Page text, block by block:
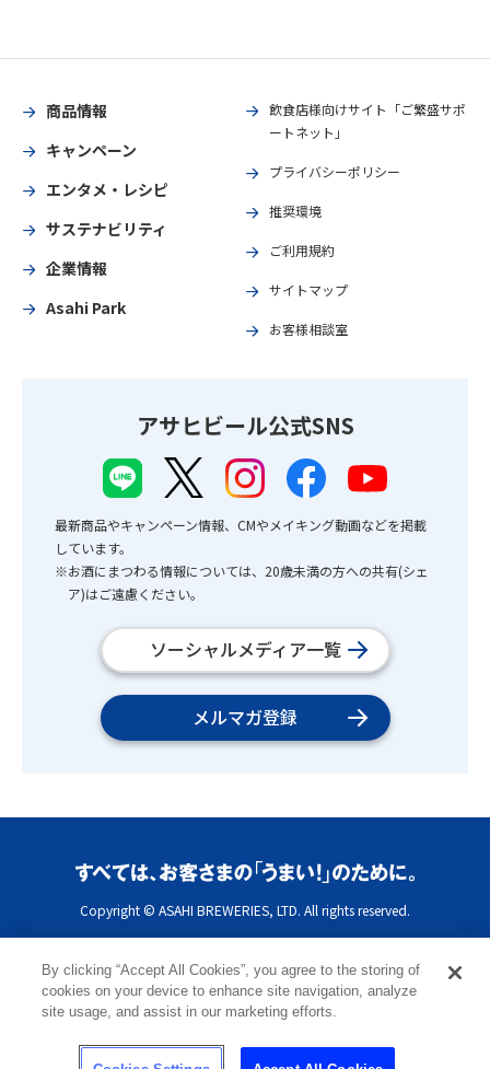
商品情報
キャンペーン
エンタメ・レシピ
サステナビリティ
企業情報
Asahi Park
飲食店様向けサイト「ご繁盛サポ
ートネット」
プライバシーポリシー
推奨環境
ご利用規約
サイトマップ
お客様相談室
アサヒビール公式SNS
最新商品やキャンペーン情報、CMやメイキング動画などを掲載
しています。
※お酒にまつわる情報については、20歳未満の方への共有(シェ
ア)はご遠慮ください。
ソーシャルメディア一覧
メルマガ登録
Copyright © ASAHI BREWERIES, LTD. All rights reserved.
By clicking “Accept All Cookies”, you agree to the storing of
cookies on your device to enhance site navigation, analyze
site usage, and assist in our marketing efforts.